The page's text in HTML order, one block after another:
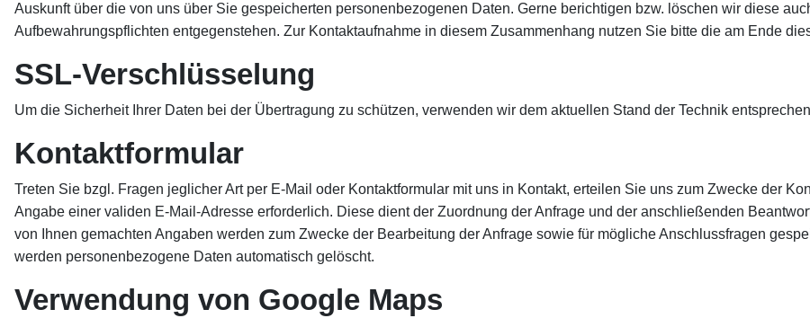
Auskunft über die von uns über Sie gespeicherten personenbezogenen Daten. Gerne berichtigen bzw. löschen wir diese
Aufbewahrungspflichten entgegenstehen. Zur Kontaktaufnahme in diesem Zusammenhang nutzen Sie bitte die am Ende
SSL-Verschlüsselung
Um die Sicherheit Ihrer Daten bei der Übertragung zu schützen, verwenden wir dem aktuellen Stand der Technik
Kontaktformular
Treten Sie bzgl. Fragen jeglicher Art per E-Mail oder Kontaktformular mit uns in Kontakt, erteilen Sie uns zum Zwecke der
Angabe einer validen E-Mail-Adresse erforderlich. Diese dient der Zuordnung der Anfrage und der anschließenden
von Ihnen gemachten Angaben werden zum Zwecke der Bearbeitung der Anfrage sowie für mögliche Anschlussfragen
werden personenbezogene Daten automatisch gelöscht.
Verwendung von Google Maps